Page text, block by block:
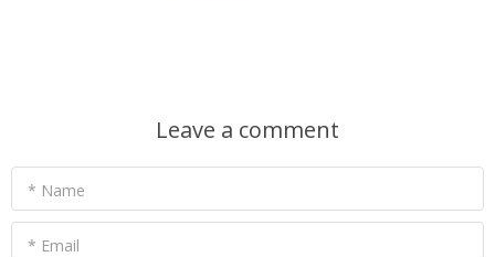
Leave a comment
* Name
* Email